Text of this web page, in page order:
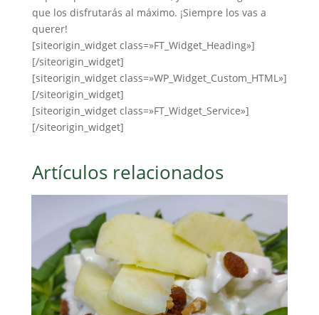
que los disfrutarás al máximo. ¡Siempre los vas a
querer!
[siteorigin_widget class=»FT_Widget_Heading»]
[/siteorigin_widget]
[siteorigin_widget class=»WP_Widget_Custom_HTML»]
[/siteorigin_widget]
[siteorigin_widget class=»FT_Widget_Service»]
[/siteorigin_widget]
Artículos relacionados